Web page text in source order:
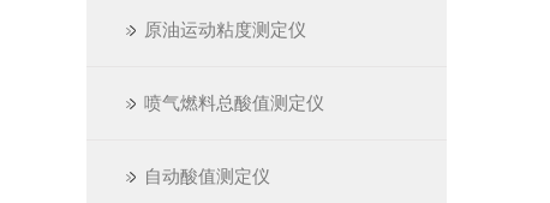
原油运动粘度测定仪
喷气燃料总酸值测定仪
自动酸值测定仪